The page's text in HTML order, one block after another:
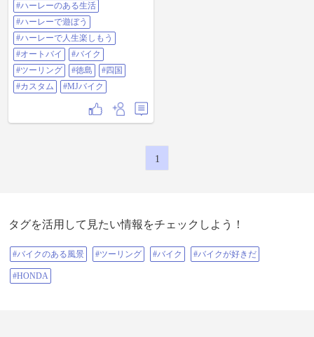
#ハーレーのある生活
#ハーレーで遊ぼう
#ハーレーで人生楽しもう
#オートバイ
#バイク
#ツーリング
#徳島
#四国
#カスタム
#MJバイク
1
タグを活用して見たい情報をチェックしよう！
#バイクのある風景 #ツーリング #バイク #バイクが好きだ
#HONDA